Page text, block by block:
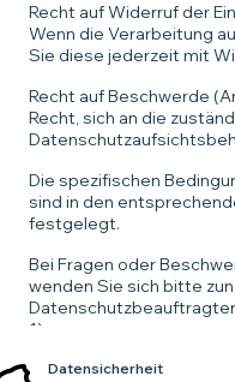
Recht auf Widerruf der
Wenn die Verarbeitung
Sie diese jederzeit mit
Recht auf Beschwerde
Recht, sich an die
Die spezifischen
sind in den
festgelegt.
Bei Fragen oder
wenden Sie sich bitte
1).
IV. Datensicherheit